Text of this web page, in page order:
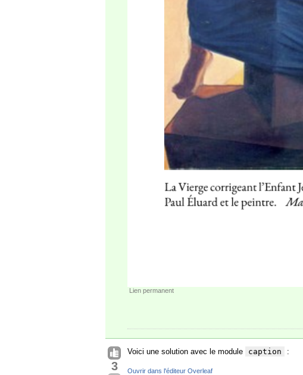
Lien permanent
3
Voici une solution avec le module caption :
Ouvrir dans l'éditeur Overleaf